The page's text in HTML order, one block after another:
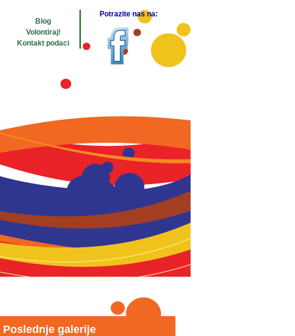
Blog
Volontiraj!
Kontakt podaci
Potrazite nas na:
Poslednje galerije